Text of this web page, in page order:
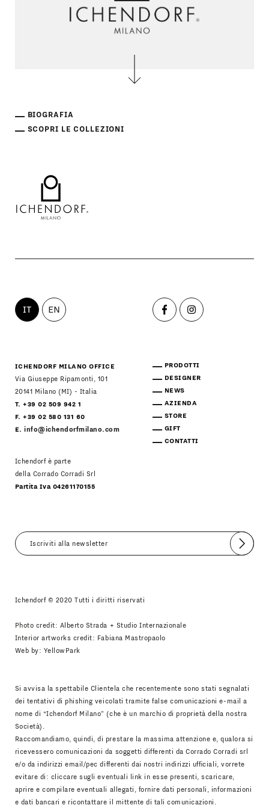
BIOGRAFIA
SCOPRI LE COLLEZIONI
IT EN
ICHENDORF MILANO OFFICE
Via Giuseppe Ripamonti, 101
20141 Milano (MI) - Italia
T. +39 02 509 942 1
F. +39 02 580 131 60
E.info@ichendorfmilano.com
Ichendorf è parte
della Corrado Corradi Srl
Partita Iva 04261170155
PRODOTTI
DESIGNER
NEWS
AZIENDA
STORE
GIFT
CONTATTI
Invia
Ichendorf © 2020 Tutti i diritti riservati
Photo credit: Alberto Strada + Studio Internazionale
Interior artworks credit: Fabiana Mastropaolo
Web by: YellowPark
Si avvisa la spettabile Clientela che recentemente sono stati segnalati
dei tentativi di phishing veicolati tramite false comunicazioni e-mail a
nome di “Ichendorf Milano” (che è un marchio di proprietà della nostra
Società).
Raccomandiamo, quindi, di prestare la massima attenzione e, qualora si
ricevessero comunicazioni da soggetti differenti da Corrado Corradi srl
e/o da indirizzi email/pec differenti dai nostri indirizzi ufficiali, vorrete
evitare di: cliccare sugli eventuali link in esse presenti, scaricare,
aprire e compilare eventuali allegati, fornire dati personali, informazioni
e dati bancari e ricontattare il mittente di tali comunicazioni.